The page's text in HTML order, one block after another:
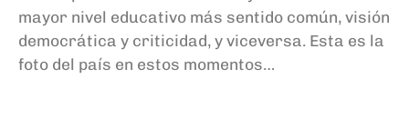
mayor nivel educativo más sentido común, visión
democrática y criticidad, y viceversa. Esta es la
foto del país en estos momentos…